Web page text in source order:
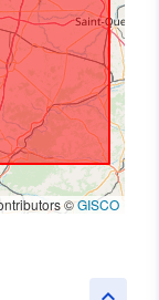
©GISCO